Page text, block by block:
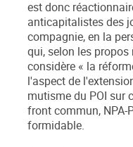
est donc
anticapitalistes des
compagnie, en la
qui, selon les
considère « la
l'aspect de
mutisme du POI sur
front commun, NPA-
formidable.